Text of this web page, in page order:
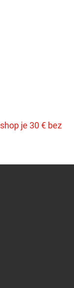
je 30 € bez